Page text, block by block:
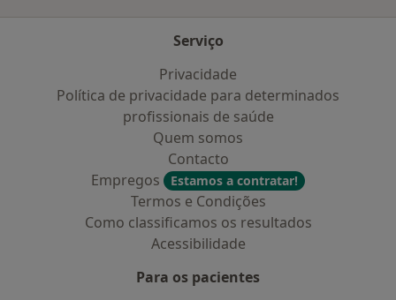
Serviço
Privacidade
Política de privacidade para determinados
profissionais de saúde
Quem somos
Contacto
Empregos
Estamos a contratar!
Termos e Condições
Como classificamos os resultados
Acessibilidade
Para os pacientes